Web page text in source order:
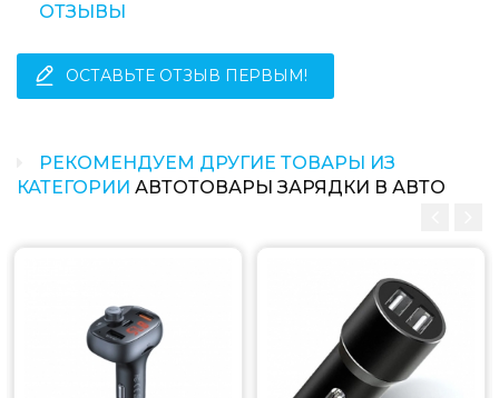
Тип быстрой зарядки: нет
Какая цена на азу wuw c127 2usb 2.4a black
83 грн.
ОТЗЫВЫ
ОСТАВЬТЕ ОТЗЫВ ПЕРВЫМ!
РЕКОМЕНДУЕМ ДРУГИЕ ТОВАРЫ ИЗ
КАТЕГОРИИ АВТОТОВАРЫ ЗАРЯДКИ В АВТО